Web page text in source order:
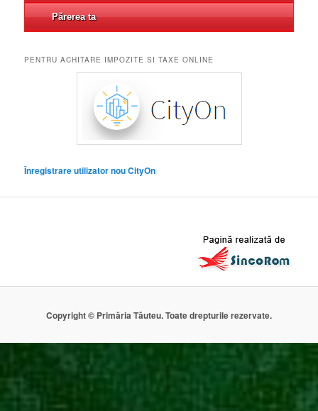
Părerea ta
PENTRU ACHITARE IMPOZITE SI TAXE ONLINE
Înregistrare utilizator nou CityOn
Copyright © Primăria Tăuteu. Toate drepturile rezervate.